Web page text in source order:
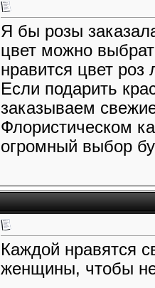
Я бы розы
цвет можно
нравится цвет роз
Если подарить
заказываем
Флористическом
огромный выбор
Каждой нравятся
женщины, чтобы